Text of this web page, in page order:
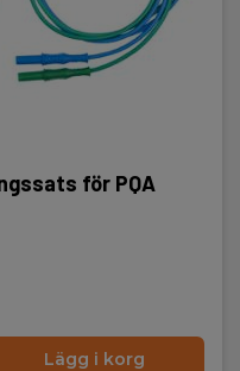
för PQA
Lägg i korg